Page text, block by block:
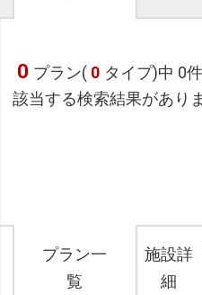
0 プラン( 0 タイプ)中 0
該当する検索結果があり
プラン一
覧
施設詳
細